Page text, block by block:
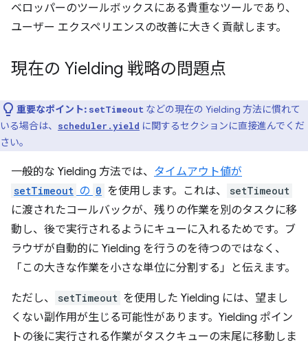
ベロッパーのツールボックスにある貴重なツールであり、
ユーザー エクスペリエンスの改善に大きく貢献します。
現在の Yielding 戦略の問題点
重要なポイント: setTimeout などの現在の Yielding 方法に慣れて
いる場合は、
scheduler.yield に関するセクションに直接進んでくだ
さい。
一般的な Yielding 方法では、 タイムアウト値が
setTimeout の 0 を使用します。これは、 setTimeout
に渡されたコールバックが、残りの作業を別のタスクに移
動し、後で実行されるようにキューに入れるためです。ブ
ラウザが自動的に Yielding を行うのを待つのではなく、
「この大きな作業を小さな単位に分割する」と伝えます。
ただし、 setTimeout を使用した Yielding には、望まし
くない副作用が生じる可能性があります。Yielding ポイン
トの後に実行される作業がタスクキューの末尾に移動しま